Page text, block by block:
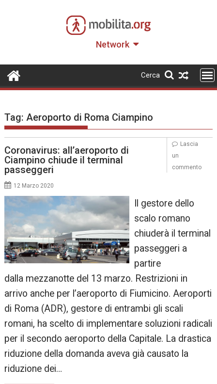
Network
Cerca
Tag:Aeroporto di Roma Ciampino
Coronavirus: all’aeroporto di
Ciampino chiude il terminal
passeggeri
12 Marzo 2020
Il gestore dello
scalo romano
chiuderà il terminal
passeggeri a
partire
dalla mezzanotte del 13 marzo. Restrizioni in
arrivo anche per l’aeroporto di Fiumicino. Aeroporti
di Roma (ADR), gestore di entrambi gli scali
romani, ha scelto di implementare soluzioni radicali
per il secondo aeroporto della Capitale. La drastica
riduzione della domanda aveva già causato la
riduzione dei…
Lascia
un
commento